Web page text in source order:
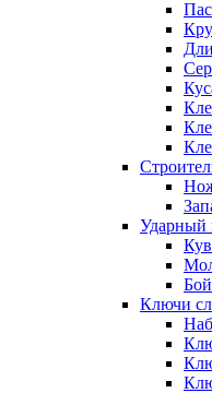
Ударный
Ключи